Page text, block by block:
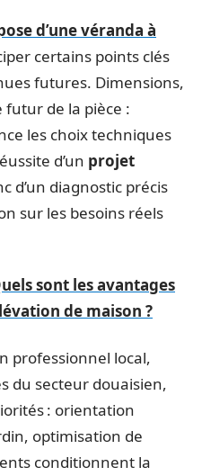
d’une véranda à
certains points clés
futures. Dimensions,
de la pièce :
les choix techniques
d’un projet
d’un diagnostic précis
sur les besoins réels
sont les avantages
de maison ?
professionnel local,
du secteur douaisien,
: orientation
optimisation de
conditionnent la